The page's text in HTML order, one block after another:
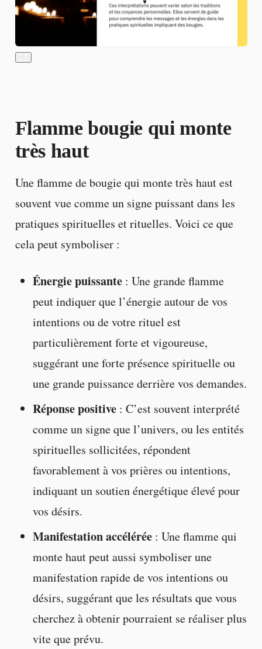
Flamme bougie qui monte
très haut
Une flamme de bougie qui monte très haut est
souvent vue comme un signe puissant dans les
pratiques spirituelles et rituelles. Voici ce que
cela peut symboliser :
Énergie puissante: Une grande flamme
peut indiquer que l’énergie autour de vos
intentions ou de votre rituel est
particulièrement forte et vigoureuse,
suggérant une forte présence spirituelle ou
une grande puissance derrière vos demandes.
Réponse positive: C’est souvent interprété
comme un signe que l’univers, ou les entités
spirituelles sollicitées, répondent
favorablement à vos prières ou intentions,
indiquant un soutien énergétique élevé pour
vos désirs.
Manifestation accélérée: Une flamme qui
monte haut peut aussi symboliser une
manifestation rapide de vos intentions ou
désirs, suggérant que les résultats que vous
cherchez à obtenir pourraient se réaliser plus
vite que prévu.